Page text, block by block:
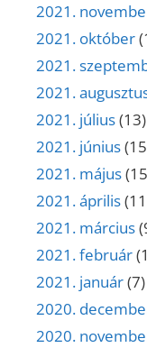
2021.
2021. október
2021.
2021.
2021. július(13)
2021. június
2021. május
2021. április
2021. március
2021. február
2021. január(7)
2020.
2020.